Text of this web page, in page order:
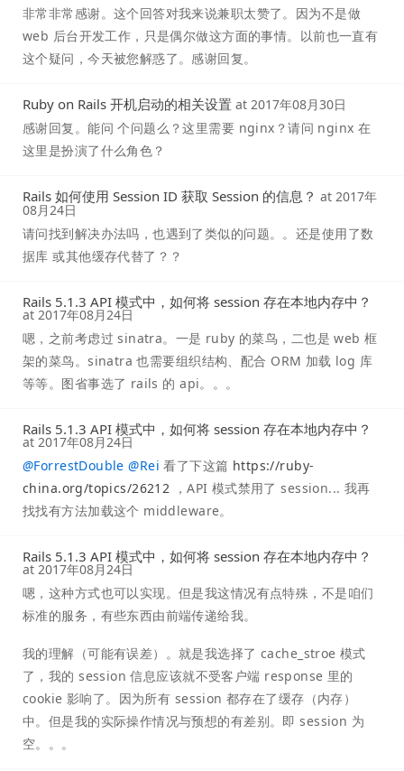
非常非常感谢。这个回答对我来说兼职太赞了。因为不是做
web 后台开发工作，只是偶尔做这方面的事情。以前也一直有
这个疑问，今天被您解惑了。感谢回复。
Ruby on Rails 开机启动的相关设置 at 2017年08月30日
感谢回复。能问 个问题么？这里需要 nginx？请问 nginx 在
这里是扮演了什么角色？
Rails 如何使用 Session ID 获取 Session 的信息？ at 2017年
08月24日
请问找到解决办法吗，也遇到了类似的问题。。还是使用了数
据库 或其他缓存代替了？？
Rails 5.1.3 API 模式中，如何将 session 存在本地内存中？
at 2017年08月24日
嗯，之前考虑过 sinatra。一是 ruby 的菜鸟，二也是 web 框
架的菜鸟。sinatra 也需要组织结构、配合 ORM 加载 log 库
等等。图省事选了 rails 的 api。。。
Rails 5.1.3 API 模式中，如何将 session 存在本地内存中？
at 2017年08月24日
@ForrestDouble @Rei 看了下这篇 https://ruby-
china.org/topics/26212 ，API 模式禁用了 session... 我再
找找有方法加载这个 middleware。
Rails 5.1.3 API 模式中，如何将 session 存在本地内存中？
at 2017年08月24日
嗯，这种方式也可以实现。但是我这情况有点特殊，不是咱们
标准的服务，有些东西由前端传递给我。
我的理解（可能有误差）。就是我选择了 cache_stroe 模式
了，我的 session 信息应该就不受客户端 response 里的
cookie 影响了。因为所有 session 都存在了缓存（内存）
中。但是我的实际操作情况与预想的有差别。即 session 为
空。。。